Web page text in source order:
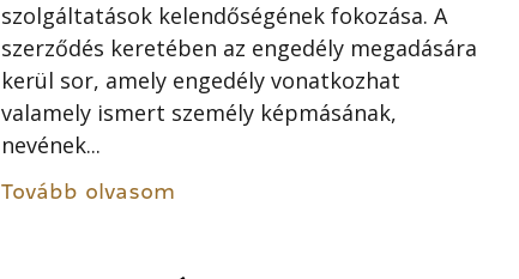
szolgáltatások kelendőségének fokozása. A
szerződés keretében az engedély megadására
kerül sor, amely engedély vonatkozhat
valamely ismert személy képmásának,
nevének...
Tovább olvasom